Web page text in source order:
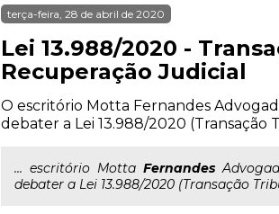
terça-feira, 28 de abril de 2020
Lei 13.988/2020 -
Recuperação Judicial
O escritório Motta Fernandes
debater a Lei 13.988/2020 (Transação
... escritório MottaFernandes
debater a Lei 13.988/2020 (Transação